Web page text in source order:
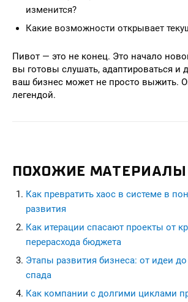
изменится?
Какие возможности открывает
Пивот — это не конец. Это начало
вы готовы слушать, адаптироваться и
ваш бизнес может не просто выжить.
легендой.
ПОХОЖИЕ МАТЕРИАЛЫ
Как превратить хаос в системе в
развития
Как итерации спасают проекты от
перерасхода бюджета
Этапы развития бизнеса: от идеи
спада
Как компании с долгими циклами